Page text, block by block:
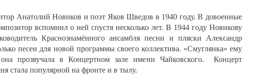
Анатолий Новиков и поэт Яков Шведов в 1940 году. В довоенные
вспомнил о ней спустя несколько лет. В 1944 году Новикову
Краснознамённого ансамбля песни и пляски Александр
песен для новой программы своего коллектива. «Смуглянка» ему
прозвучала в Концертном зале имени Чайковского. Концерт
стала популярной на фронте и в тылу.